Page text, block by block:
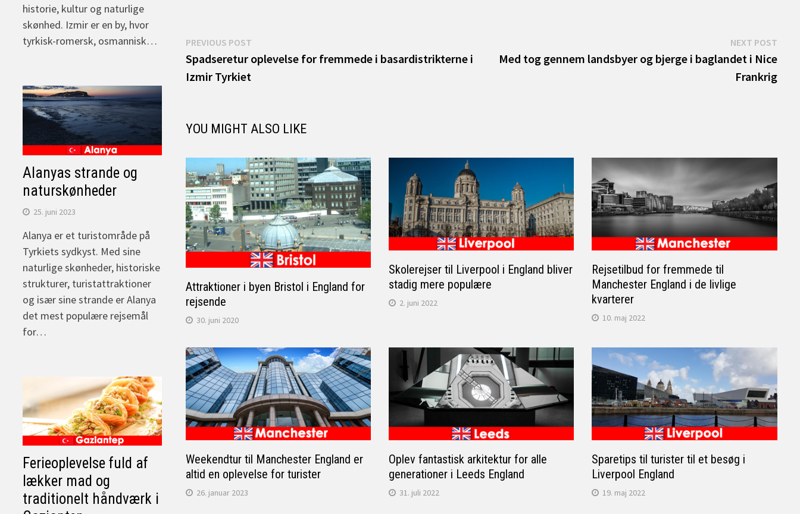
Indlægsnavigation
PREVIOUS POSTPrevious
post:
Spadseretur oplevelse for fremmede i basardistrikterne i
Izmir Tyrkiet
NEXT POSTNext
post:
Med tog gennem landsbyer og bjerge i baglandet i Nice
Frankrig
YOU MIGHT ALSO LIKE
Attraktioner i byen Bristol i England for
rejsende
30. juni 2020
Skolerejser til Liverpool i England bliver
stadig mere populære
2. juni 2022
Rejsetilbud for fremmede til
Manchester England i de livlige
kvarterer
10. maj 2022
Weekendtur til Manchester England er
altid en oplevelse for turister
26. januar 2023
Oplev fantastisk arkitektur for alle
generationer i Leeds England
31. juli 2022
Sparetips til turister til et besøg i
Liverpool England
19. maj 2022
historie, kultur og naturlige
skønhed. Izmir er en by, hvor
tyrkisk-romersk, osmannisk…
Alanyas strande og
naturskønheder
25. juni 2023
Alanya er et turistområde på
Tyrkiets sydkyst. Med sine
naturlige skønheder, historiske
strukturer, turistattraktioner
og især sine strande er Alanya
det mest populære rejsemål
for…
Ferieoplevelse fuld af
lækker mad og
traditionelt håndværk i